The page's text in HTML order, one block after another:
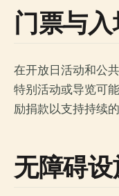
门票与
在开放日活动和公
特别活动或导览可
励捐款以支持持续
无障碍